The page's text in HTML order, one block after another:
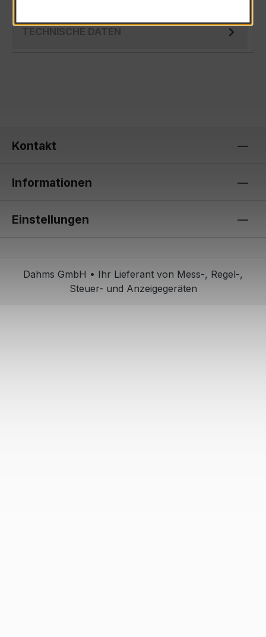
TECHNISCHE DATEN
Kontakt
Informationen
Einstellungen
Dahms GmbH • Ihr Lieferant von Mess-, Regel-,
Steuer- und Anzeigegeräten